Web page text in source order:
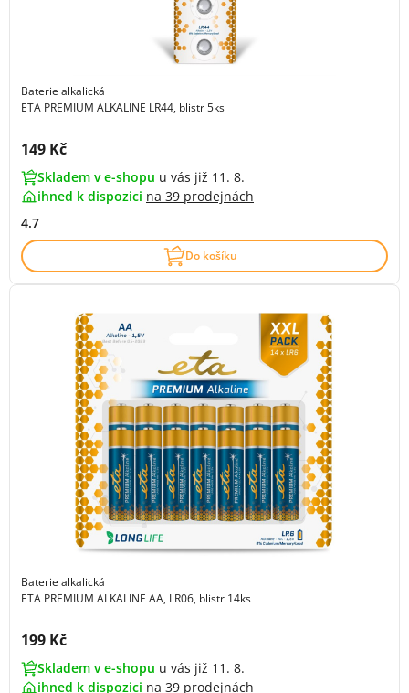
Baterie alkalická
ETA PREMIUM ALKALINE LR44, blistr 5ks
Cena s DPH:
149 Kč
Skladem v e-shopu u vás již 11. 8.
ihned k dispozici na 39 prodejnách
4.7
Do košíku
Baterie alkalická
ETA PREMIUM ALKALINE AA, LR06, blistr 14ks
Cena s DPH:
199 Kč
Skladem v e-shopu u vás již 11. 8.
ihned k dispozici na 39 prodejnách